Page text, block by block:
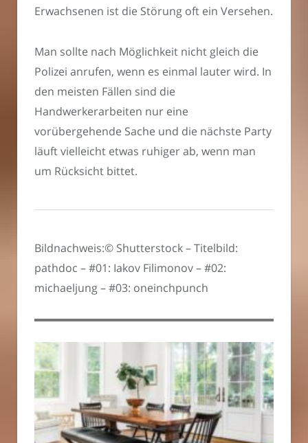
Erwachsenen ist die Störung oft ein Versehen.
Man sollte nach Möglichkeit nicht gleich die
Polizei anrufen, wenn es einmal lauter wird. In
den meisten Fällen sind die
Handwerkerarbeiten nur eine
vorübergehende Sache und die nächste Party
läuft vielleicht etwas ruhiger ab, wenn man
um Rücksicht bittet.
Bildnachweis:© Shutterstock – Titelbild:
pathdoc – #01: Iakov Filimonov – #02:
michaeljung – #03: oneinchpunch